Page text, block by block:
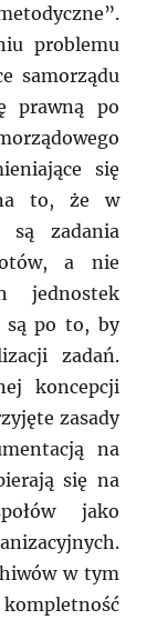
problemu
samorządu
prawną po
się
to, że w
są zadania
a nie
jednostek
są po to, by
zadań.
koncepcji
zasady
na
się na
jako
w tym